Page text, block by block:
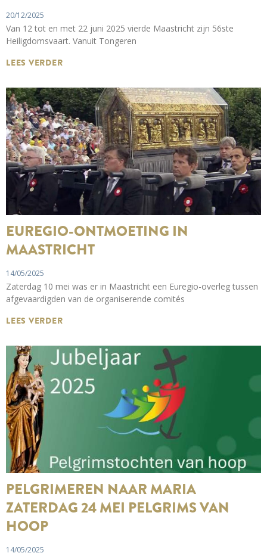
20/12/2025
Van 12 tot en met 22 juni 2025 vierde Maastricht zijn 56ste
Heiligdomsvaart. Vanuit Tongeren
LEES VERDER
EUREGIO-ONTMOETING IN
MAASTRICHT
14/05/2025
Zaterdag 10 mei was er in Maastricht een Euregio-overleg tussen
afgevaardigden van de organiserende comités
LEES VERDER
PELGRIMEREN NAAR MARIA
ZATERDAG 24 MEI PELGRIMS VAN
HOOP
14/05/2025